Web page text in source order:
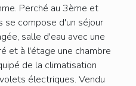
Perché au 3ème et
se compose d'un séjour
salle d'eau avec une
et à l'étage une chambre
de la climatisation
électriques. Vendu